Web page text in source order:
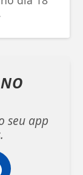
NO
seu app